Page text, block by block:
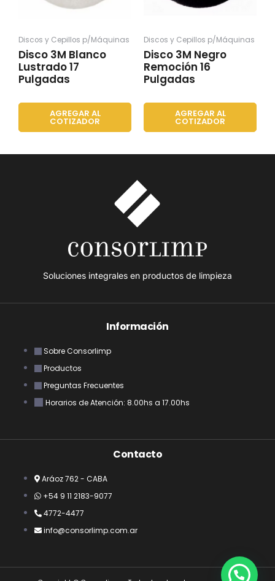
Discos y Cepillos p/Máquinas
Disco 3M Blanco
Lustrado 17
Pulgadas
AGREGAR AL
COTIZADOR
Discos y Cepillos p/Máquinas
Disco 3M Negro
Remoción 16
Pulgadas
AGREGAR AL
COTIZADOR
Soluciones integrales en productos de limpieza
Información
Sobre Consorlimp
Productos
Preguntas Frecuentes
Horarios de Atención: 8.00hs a 17.00hs
Contacto
Aráoz 762 - CABA
+54 9 11 2183-9077
4772-4477
info@consorlimp.com.ar